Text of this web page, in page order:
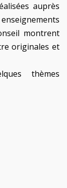
auprès
montrent
originales et
thèmes